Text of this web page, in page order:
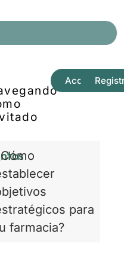
Acceder
para
farmacia?